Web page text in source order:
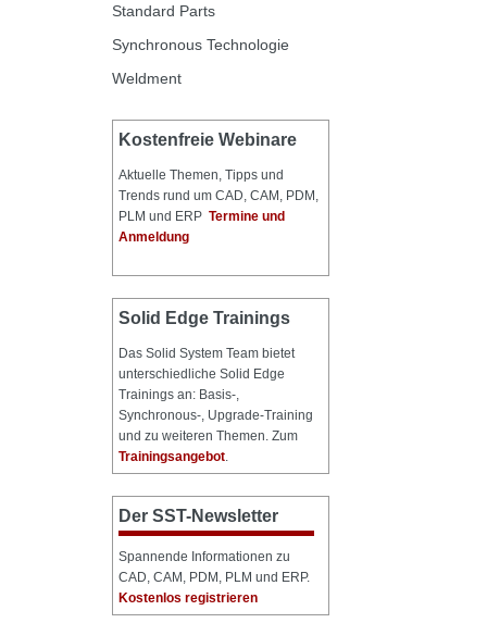
Standard Parts
Synchronous Technologie
Weldment
Kostenfreie Webinare
Aktuelle Themen, Tipps und
Trends rund um CAD, CAM, PDM,
PLM und ERPTermine und
Anmeldung
Solid Edge Trainings
Das Solid System Team bietet
unterschiedliche Solid Edge
Trainings an: Basis-,
Synchronous-, Upgrade-Training
und zu weiteren Themen. Zum
Trainingsangebot.
Der SST-Newsletter
Spannende Informationen zu
CAD, CAM, PDM, PLM und ERP.
Kostenlos registrieren